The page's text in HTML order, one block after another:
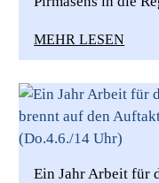
MEHR LESEN
Ein Jahr Arbeit für